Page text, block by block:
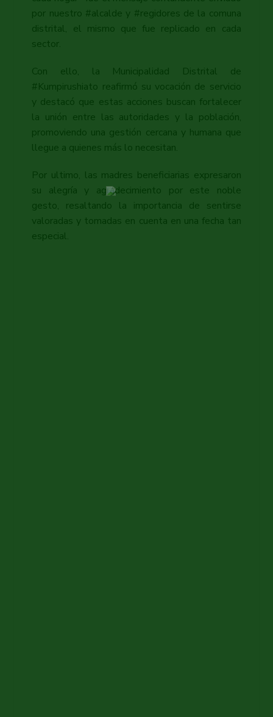
por nuestro #alcalde y #regidores de la comuna
distrital, el mismo que fue replicado en cada
sector.
Con ello, la Municipalidad Distrital de
#Kumpirushiato reafirmó su vocación de servicio
y destacó que estas acciones buscan fortalecer
la unión entre las autoridades y la población,
promoviendo una gestión cercana y humana que
llegue a quienes más lo necesitan.
Por ultimo, las madres beneficiarias expresaron
su alegría y agradecimiento por este noble
gesto, resaltando la importancia de sentirse
valoradas y tomadas en cuenta en una fecha tan
especial.